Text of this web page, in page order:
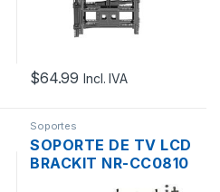
$64.99 Incl. IVA
Soportes
SOPORTE DE TV LCD
BRACKIT NR-CC0810